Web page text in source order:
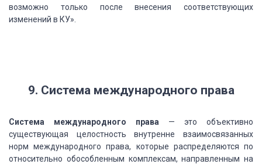
возможно только после внесения соответствующих
изменений в КУ».
9. Система международного права
Система международного права — это объективно
существующая целостность внутренне взаимосвязанных
норм международного права, которые распределяются по
относительно обособленным комплексам, направленным на